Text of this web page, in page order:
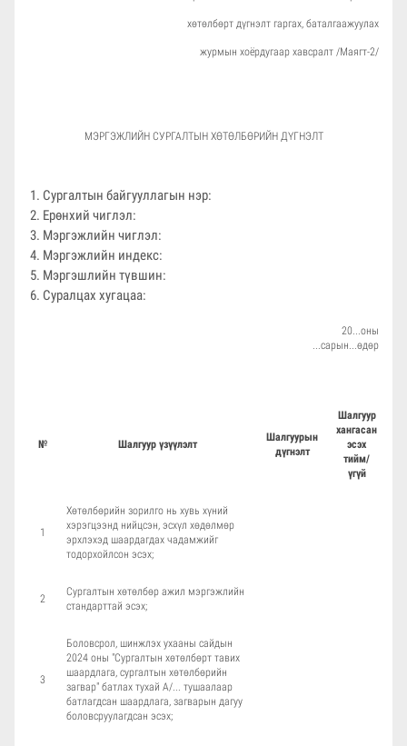
хөтөлбөрт дүгнэлт гаргах, баталгаажуулах
журмын хоёрдугаар хавсралт /Маягт-2/
МЭРГЭЖЛИЙН СУРГАЛТЫН ХӨТӨЛБӨРИЙН ДҮГНЭЛТ
Сургалтын байгууллагын нэр:
Ерөнхий чиглэл:
Мэргэжлийн чиглэл:
Мэргэжлийн индекс:
Мэргэшлийн түвшин:
Суралцах хугацаа:
20...оны
...сарын...өдөр
№ Шалгуур үзүүлэлт
Шалгуурын
дүгнэлт
Шалгуур
хангасан
эсэх
тийм/
үгүй
1
Хөтөлбөрийн зорилго нь хувь хүний
хэрэгцээнд нийцсэн, эсхүл хөдөлмөр
эрхлэхэд шаардагдах чадамжийг
тодорхойлсон эсэх;
2
Сургалтын хөтөлбөр ажил мэргэжлийн
стандарттай эсэх;
3
Боловсрол, шинжлэх ухааны сайдын
2024 оны "Сургалтын хөтөлбөрт тавих
шаардлага, сургалтын хөтөлбөрийн
загвар" батлах тухай А/... тушаалаар
батлагдсан шаардлага, загварын дагуу
боловсруулагдсан эсэх;